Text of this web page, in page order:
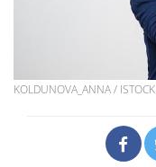
KOLDUNOVA_ANNA / ISTOCK